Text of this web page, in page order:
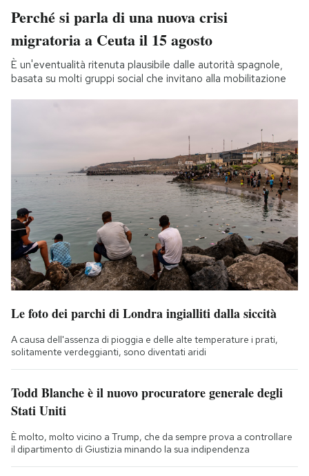
Perché si parla di una nuova crisi
migratoria a Ceuta il 15 agosto
È un'eventualità ritenuta plausibile dalle autorità spagnole,
basata su molti gruppi social che invitano alla mobilitazione
Le foto dei parchi di Londra ingialliti dalla siccità
A causa dell'assenza di pioggia e delle alte temperature i prati,
solitamente verdeggianti, sono diventati aridi
Todd Blanche è il nuovo procuratore generale degli
Stati Uniti
È molto, molto vicino a Trump, che da sempre prova a controllare
il dipartimento di Giustizia minando la sua indipendenza